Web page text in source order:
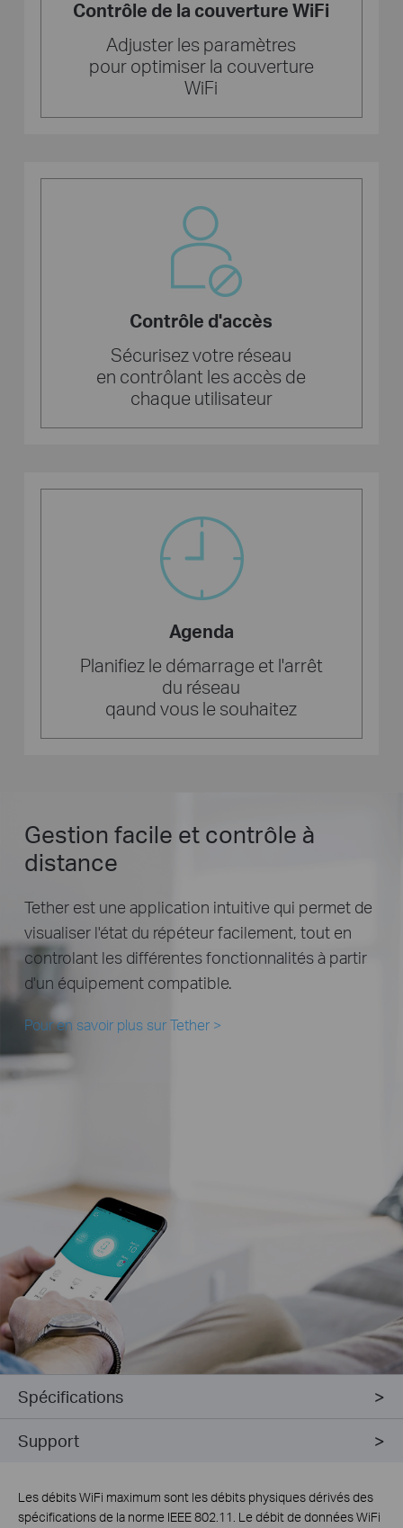
Contrôle de la couverture WiFi
Adjuster les paramètres
pour optimiser la couverture
WiFi
Contrôle d'accès
Sécurisez votre réseau
en contrôlant les accès de
chaque utilisateur
Agenda
Planifiez le démarrage et l'arrêt
du réseau
qaund vous le souhaitez
Gestion facile et contrôle à
distance
Tether est une application intuitive qui permet de
visualiser l'état du répéteur facilement, tout en
controlant les différentes fonctionnalités à partir
d'un équipement compatible.
Pour en savoir plus sur Tether >
Spécifications
Support
Les débits WiFi maximum sont les débits physiques dérivés des
spécifications de la norme IEEE 802.11. Le débit de données WiFi